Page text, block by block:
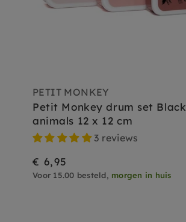
PETIT MONKEY
Petit Monkey drum set Black
animals 12 x 12 cm
3 reviews
€ 6,95
Voor 15.00 besteld, morgen in huis